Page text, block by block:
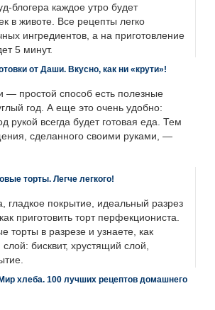
блогера каждое утро будет
в животе. Все рецепты легко
ингредиентов, а на приготовление
5 минут.
от Даши. Вкусно, как ни «крути»!
— простой способ есть полезные
год. А еще это очень удобно:
рукой всегда будет готовая еда. Тем
сделанного своими руками, —
торты. Легче легкого!
гладкое покрытие, идеальный разрез
приготовить торт перфекциониста.
торты в разрезе и узнаете, как
слой: бисквит, хрустящий слой,
хлеба. 100 лучших рецептов домашнего